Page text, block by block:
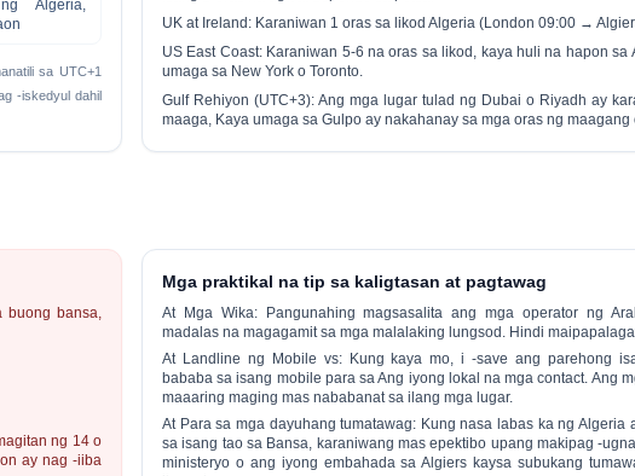
Algeria,
sa UTC+1
-iskedyul dahil
UK at Ireland: Karaniwan 1 oras sa likod Algeria (London 09:00 →
US East Coast:Karaniwan 5-6 na oras sa likod , kaya huli na hapon sa
umaga sa New York o Toronto.
Gulf Rehiyon (UTC+3):Ang mga lugar tulad ng Dubai o Riyadh ay
maaga, Kaya umaga sa Gulpo ay nakahanay sa mga oras ng
buong bansa,
ng 14 o
ay nag -iiba
Mga praktikal na tip sa kaligtasan at pagtawag
At Mga Wika:Pangunahing magsasalita ang mga operator ng
madalas na magagamit sa mga malalaking lungsod. Hindi
At Landline ng Mobile vs:Kung kaya mo, i -save ang parehong
bababa sa isang mobile para sa Ang iyong lokal na mga contact. Ang
maaaring maging mas nababanat sa ilang mga lugar.
At Para sa mga dayuhang tumatawag: Kung nasa labas ka ng Algeria
sa isang tao sa Bansa, karaniwang mas epektibo upang makipag -
ministeryo o ang iyong embahada sa Algiers kaysa subukang